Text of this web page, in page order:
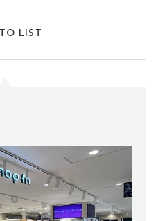
LIST